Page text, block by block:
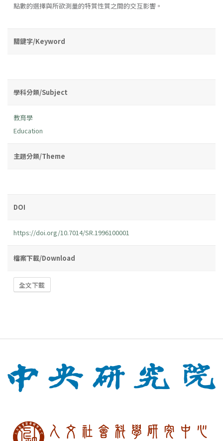
點數的選擇與所欲測量的特質性質之間的交互影響。
關鍵字/Keyword
學科分類/Subject
教育學
Education
主題分類/Theme
DOI
https://doi.org/10.7014/SR.1996100001
檔案下載/Download
全文下載